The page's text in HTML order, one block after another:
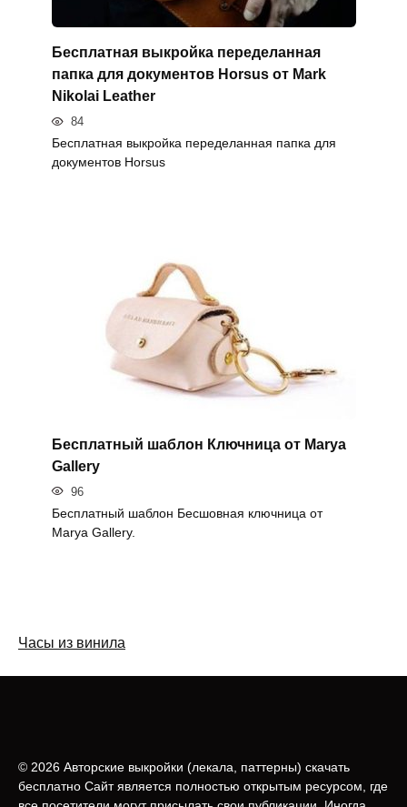
Бесплатная выкройка переделанная
папка для документов Horsus от Mark
Nikolai Leather
84
Бесплатная выкройка переделанная папка для
документов Horsus
Бесплатный шаблон Ключница от Marya
Gallery
96
Бесплатный шаблон Бесшовная ключница от
Marya Gallery.
Часы из винила
© 2026 Авторские выкройки (лeкала, паттерны) скачать
бесплатно Сайт является полностью открытым ресурсом, где